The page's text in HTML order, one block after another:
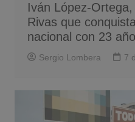
Iván López-
Rivas que
nacional con 23
Sergio Lombera 7